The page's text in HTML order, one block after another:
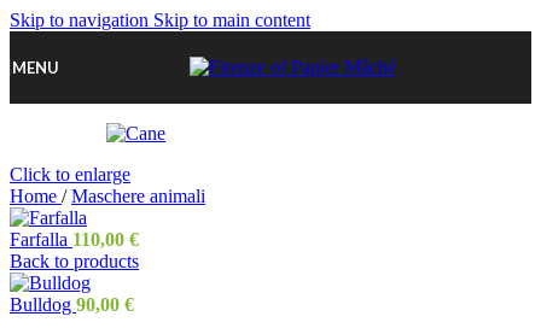
Skip to navigation Skip to main content
MENU
Click to enlarge
Home / Maschere animali
Farfalla 110,00 €
Back to products
Bulldog 90,00 €